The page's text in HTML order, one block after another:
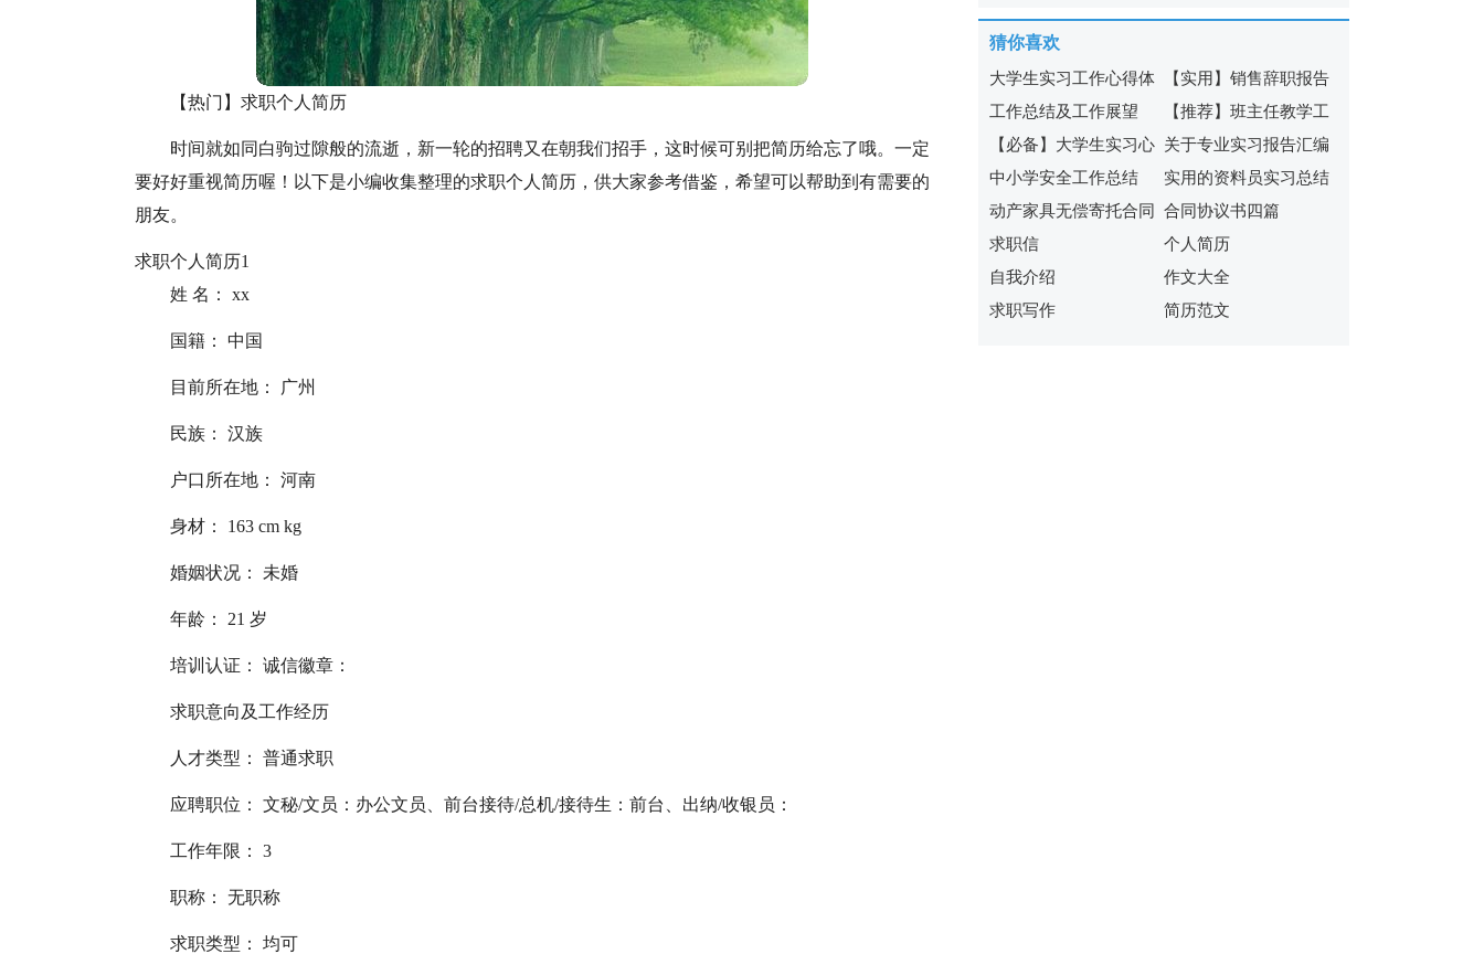
【热门】求职个人简历
时间就如同白驹过隙般的流逝，新一轮的招聘又在朝我们招手，这时候可别把简历给忘了哦。一定
要好好重视简历喔！以下是小编收集整理的求职个人简历，供大家参考借鉴，希望可以帮助到有需要的
朋友。
求职个人简历1
姓 名： xx
国籍： 中国
目前所在地： 广州
民族： 汉族
户口所在地： 河南
身材： 163 cm kg
婚姻状况： 未婚
年龄： 21 岁
培训认证： 诚信徽章：
求职意向及工作经历
人才类型： 普通求职
应聘职位： 文秘/文员：办公文员、前台接待/总机/接待生：前台、出纳/收银员：
工作年限： 3
职称： 无职称
求职类型： 均可
猜你喜欢
大学生实习工作心得体
会(合集15篇)
【实用】销售辞职报告
模板集锦8篇
工作总结及工作展望
【推荐】班主任教学工
作总结三篇
【必备】大学生实习心
得体会范文集锦7篇
关于专业实习报告汇编
五篇
中小学安全工作总结
实用的资料员实习总结
3篇
动产家具无偿寄托合同
范本
合同协议书四篇
求职信
个人简历
自我介绍
作文大全
求职写作
简历范文